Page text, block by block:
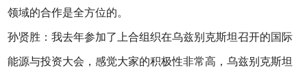
领域的合作是全方位的。
孙贤胜：我去年参加了上合组织在乌兹别克斯坦召开的国际
能源与投资大会，感觉大家的积极性非常高，乌兹别克斯坦